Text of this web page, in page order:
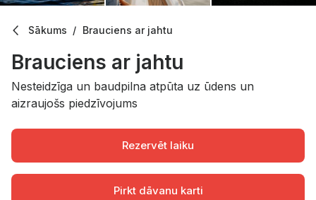
Sākums Brauciens ar jahtu
Brauciens ar jahtu
Nesteidzīga un baudpilna atpūta uz ūdens un
aizraujošs piedzīvojums
Rezervēt laiku
Pirkt dāvanu karti